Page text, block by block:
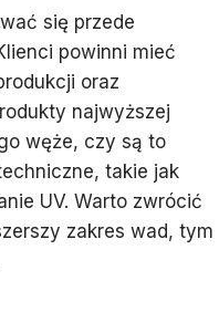
się przede
powinni mieć
oraz
najwyższej
węże, czy są to
takie jak
UV. Warto zwrócić
zakres wad, tym